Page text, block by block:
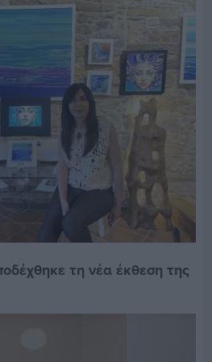
τη νέα έκθεση της